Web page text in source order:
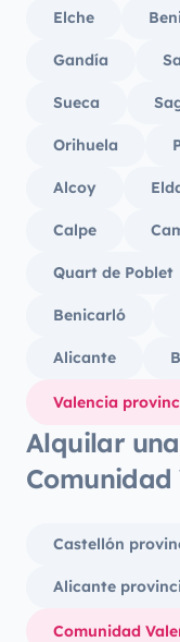
Elche
Gandía
Sueca
Orihuela
Alcoy
Calpe
Quart de Poblet
Benicarló
Alicante
Valencia
Alquilar
Comunidad
Castellón
Alicante
Comunidad